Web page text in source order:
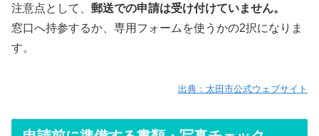
注意点として、 郵送での申請は受け付けていません。
窓口へ持参するか、専用フォームを使うかの2択になりま
す。
出典：太田市公式ウェブサイト